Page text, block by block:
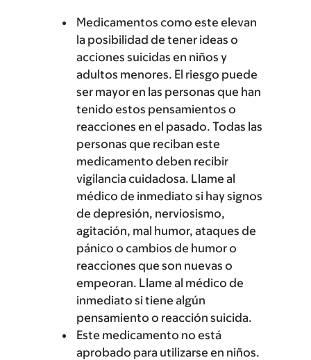
Medicamentos como este elevan
la posibilidad de tener ideas o
acciones suicidas en niños y
adultos menores. El riesgo puede
ser mayor en las personas que han
tenido estos pensamientos o
reacciones en el pasado. Todas las
personas que reciban este
medicamento deben recibir
vigilancia cuidadosa. Llame al
médico de inmediato si hay signos
de depresión, nerviosismo,
agitación, mal humor, ataques de
pánico o cambios de humor o
reacciones que son nuevas o
empeoran. Llame al médico de
inmediato si tiene algún
pensamiento o reacción suicida.
Este medicamento no está
aprobado para utilizarse en niños.